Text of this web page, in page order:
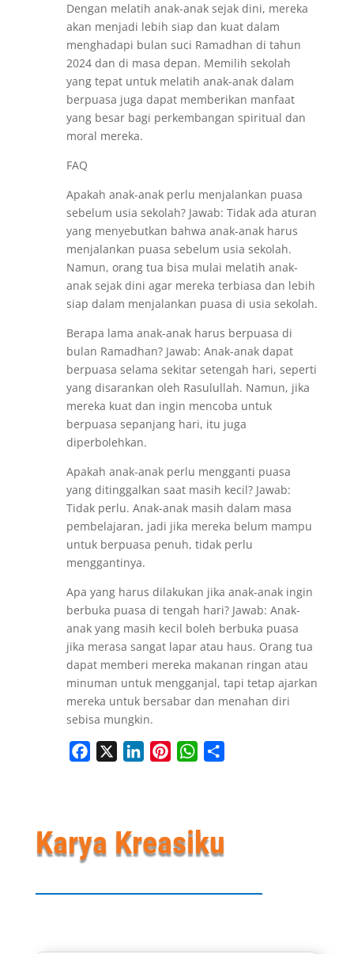
Dengan melatih anak-anak sejak dini, mereka
akan menjadi lebih siap dan kuat dalam
menghadapi bulan suci Ramadhan di tahun
2024 dan di masa depan. Memilih sekolah
yang tepat untuk melatih anak-anak dalam
berpuasa juga dapat memberikan manfaat
yang besar bagi perkembangan spiritual dan
moral mereka.
FAQ
Apakah anak-anak perlu menjalankan puasa
sebelum usia sekolah? Jawab: Tidak ada aturan
yang menyebutkan bahwa anak-anak harus
menjalankan puasa sebelum usia sekolah.
Namun, orang tua bisa mulai melatih anak-
anak sejak dini agar mereka terbiasa dan lebih
siap dalam menjalankan puasa di usia sekolah.
Berapa lama anak-anak harus berpuasa di
bulan Ramadhan? Jawab: Anak-anak dapat
berpuasa selama sekitar setengah hari, seperti
yang disarankan oleh Rasulullah. Namun, jika
mereka kuat dan ingin mencoba untuk
berpuasa sepanjang hari, itu juga
diperbolehkan.
Apakah anak-anak perlu mengganti puasa
yang ditinggalkan saat masih kecil? Jawab:
Tidak perlu. Anak-anak masih dalam masa
pembelajaran, jadi jika mereka belum mampu
untuk berpuasa penuh, tidak perlu
menggantinya.
Apa yang harus dilakukan jika anak-anak ingin
berbuka puasa di tengah hari? Jawab: Anak-
anak yang masih kecil boleh berbuka puasa
jika merasa sangat lapar atau haus. Orang tua
dapat memberi mereka makanan ringan atau
minuman untuk mengganjal, tapi tetap ajarkan
mereka untuk bersabar dan menahan diri
sebisa mungkin.
Facebook LinkedInPinterestWhatsApp
Karya Kreasiku